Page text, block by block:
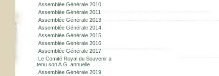
Assemblée Générale 2010
Assemblée Générale 2011
Assemblée Générale 2013
Assemblée Générale 2014
Assemblée Générale 2015
Assemblée Générale 2016
Assemblée Générale 2017
Le Comité Royal du Souvenir a
tenu son A.G. annuelle
Assemblée Générale 2019